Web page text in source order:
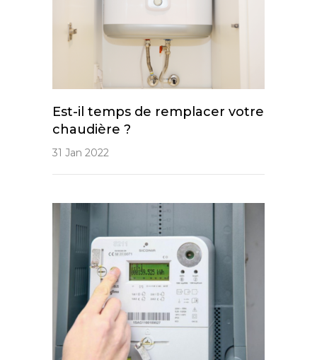
Est-il temps de remplacer votre
chaudière ?
31 Jan 2022